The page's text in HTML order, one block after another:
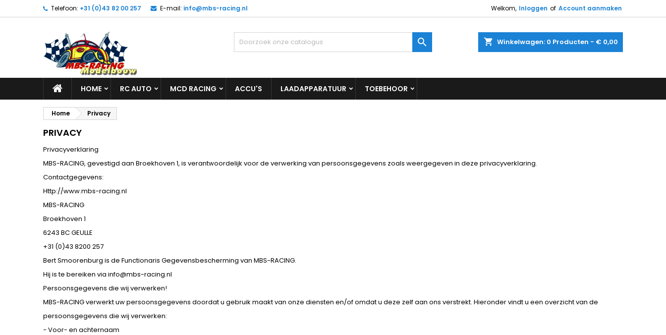
Telefoon: +31 (0)43 82 00 257 E-mail: info@mbs-racing.nl Welkom, Inloggen of Account aanmaken
shopping_cart Winkelwagen: 0 Producten - € 0,00

HOME RC AUTO MCD RACING ACCU'S LAADAPPARATUUR TOEBEHOOR
Home Privacy
PRIVACY
Privacyverklaring
MBS-RACING, gevestigd aan Broekhoven 1, is verantwoordelijk voor de verwerking van persoonsgegevens zoals weergegeven in deze privacyverklaring.
Contactgegevens:
Http://www.mbs-racing.nl
MBS-RACING
Broekhoven 1
6243 BC GEULLE
+31 (0)43 8200 257
Bert Smoorenburg is de Functionaris Gegevensbescherming van MBS-RACING.
Hij is te bereiken via info@mbs-racing.nl
Persoonsgegevens die wij verwerken!
MBS-RACING verwerkt uw persoonsgegevens doordat u gebruik maakt van onze diensten en/of omdat u deze zelf aan ons verstrekt. Hieronder vindt u een overzicht van de
persoonsgegevens die wij verwerken:
- Voor- en achternaam